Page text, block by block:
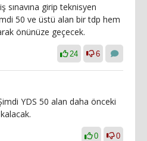
sınavına girip teknisyen
50 ve üstü alan bir tdp hem
önünüze geçecek.
24 6
YDS 50 alan daha önceki
0 0